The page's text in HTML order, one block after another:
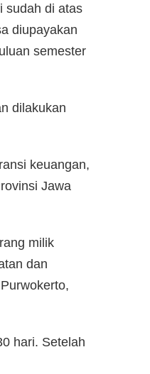
sudah di atas
diupayakan
semester
dilakukan
keuangan,
Jawa
milik
dan
hari. Setelah